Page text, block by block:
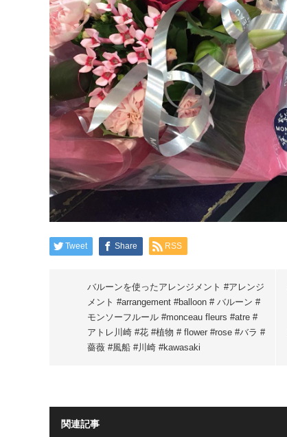
Tweet Share RSS
バルーンを使ったアレンジメント #アレンジ
メント #arrangement #balloon # バルーン #
モンソーフルール #monceau fleurs #atre #
アトレ川崎 #花 #植物 # flower #rose #バラ #
薔薇 #風船 #川崎 #kawasaki
関連記事